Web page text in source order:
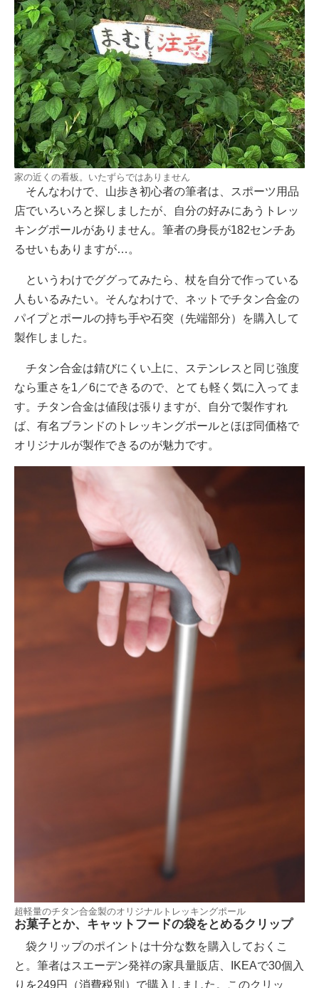
家の近くの看板。いたずらではありません
そんなわけで、山歩き初心者の筆者は、スポーツ用品
店でいろいろと探しましたが、自分の好みにあうトレッ
キングポールがありません。筆者の身長が182センチあ
るせいもありますが…。
というわけでググってみたら、杖を自分で作っている
人もいるみたい。そんなわけで、ネットでチタン合金の
パイプとポールの持ち手や石突（先端部分）を購入して
製作しました。
チタン合金は錆びにくい上に、ステンレスと同じ強度
なら重さを1／6にできるので、とても軽く気に入ってま
す。チタン合金は値段は張りますが、自分で製作すれ
ば、有名ブランドのトレッキングポールとほぼ同価格で
オリジナルが製作できるのが魅力です。
超軽量のチタン合金製のオリジナルトレッキングポール
お菓子とか、キャットフードの袋をとめるクリップ
袋クリップのポイントは十分な数を購入しておくこ
と。筆者はスエーデン発祥の家具量販店、IKEAで30個入
りを249円（消費税別）で購入しました。このクリッ